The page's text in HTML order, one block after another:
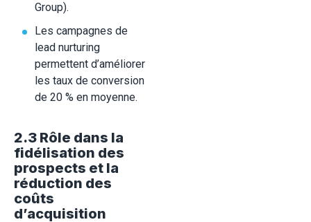
Group).
Les campagnes de
lead nurturing
permettent d’améliorer
les taux de conversion
de 20 % en moyenne.
2.3 Rôle dans la
fidélisation des
prospects et la
réduction des
coûts
d’acquisition